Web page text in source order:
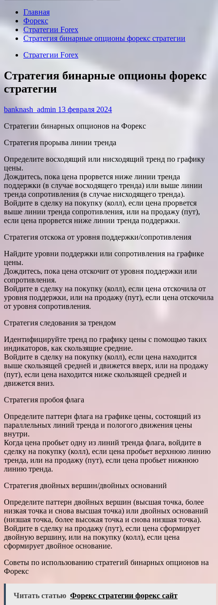
Главная
Форекс
Стратегии Forex
Стратегия бинарные опционы форекс стратегии
Стратегии Forex
Стратегия бинарные опционы форекс
стратегии
banknash_admin 13 февраля 2024
Стратегии бинарных опционов на Форекс
Стратегия прорыва линии тренда
Определите восходящий или нисходящий тренд по графику
цены.
Дождитесь, пока цена прорвется ниже линии тренда
поддержки (в случае восходящего тренда) или выше линии
тренда сопротивления (в случае нисходящего тренда).
Войдите в сделку на покупку (колл), если цена прорвется
выше линии тренда сопротивления, или на продажу (пут),
если цена прорвется ниже линии тренда поддержки.
Стратегия отскока от уровня поддержки/сопротивления
Найдите уровни поддержки или сопротивления на графике
цены.
Дождитесь, пока цена отскочит от уровня поддержки или
сопротивления.
Войдите в сделку на покупку (колл), если цена отскочила от
уровня поддержки, или на продажу (пут), если цена отскочила
от уровня сопротивления.
Стратегия следования за трендом
Идентифицируйте тренд по графику цены с помощью таких
индикаторов, как скользящие средние.
Войдите в сделку на покупку (колл), если цена находится
выше скользящей средней и движется вверх, или на продажу
(пут), если цена находится ниже скользящей средней и
движется вниз.
Стратегия пробоя флага
Определите паттерн флага на графике цены, состоящий из
параллельных линий тренда и пологого движения цены
внутри.
Когда цена пробьет одну из линий тренда флага, войдите в
сделку на покупку (колл), если цена пробьет верхнюю линию
тренда, или на продажу (пут), если цена пробьет нижнюю
линию тренда.
Стратегия двойных вершин/двойных оснований
Определите паттерн двойных вершин (высшая точка, более
низкая точка и снова высшая точка) или двойных оснований
(низшая точка, более высокая точка и снова низшая точка).
Войдите в сделку на продажу (пут), если цена сформирует
двойную вершину, или на покупку (колл), если цена
сформирует двойное основание.
Советы по использованию стратегий бинарных опционов на
Форекс
Читать статью Форекс стратегии форекс сайт